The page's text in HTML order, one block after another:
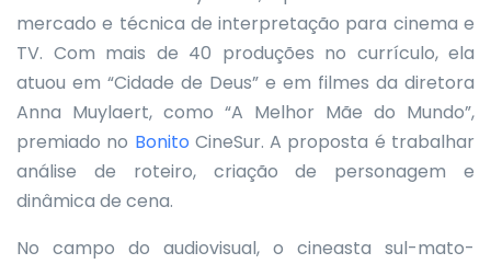
mercado e técnica de interpretação para cinema e
TV. Com mais de 40 produções no currículo, ela
atuou em “Cidade de Deus” e em filmes da diretora
Anna Muylaert, como “A Melhor Mãe do Mundo”,
premiado no Bonito CineSur. A proposta é trabalhar
análise de roteiro, criação de personagem e
dinâmica de cena.
No campo do audiovisual, o cineasta sul-mato-